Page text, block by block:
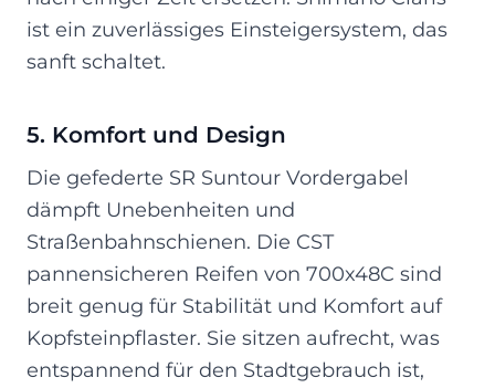
ist ein zuverlässiges Einsteigersystem, das
sanft schaltet.
5. Komfort und Design
Die gefederte SR Suntour Vordergabel
dämpft Unebenheiten und
Straßenbahnschienen. Die CST
pannensicheren Reifen von 700x48C sind
breit genug für Stabilität und Komfort auf
Kopfsteinpflaster. Sie sitzen aufrecht, was
entspannend für den Stadtgebrauch ist,